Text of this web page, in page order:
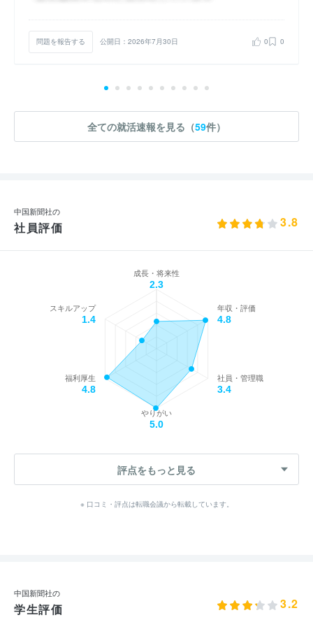
問題を報告する 公開日：2026年7月30日 0 0
全ての就活速報を見る（59件）
中国新聞社の
社員評価 3.8
成長・将来性
2.3
年収・評価
4.8
社員・管理職
3.4
やりがい
5.0
福利厚生
4.8
スキルアップ
1.4
評点をもっと見る
※ 口コミ・評点は転職会議から転載しています。
中国新聞社の
学生評価 3.2